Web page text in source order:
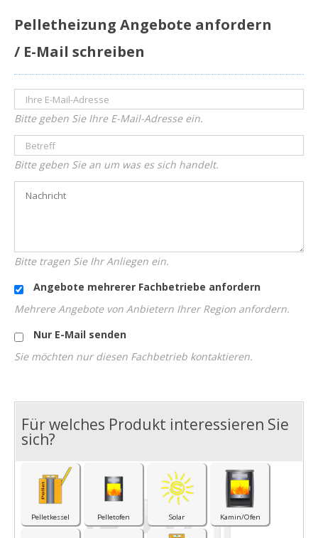
Pelletheizung Angebote anfordern
/ E-Mail schreiben
Bitte geben Sie Ihre E-Mail-Adresse ein.
Bitte geben Sie an um was es sich handelt.
Bitte tragen Sie Ihr Anliegen ein.
Angebote mehrerer Fachbetriebe anfordern
Mehrere Angebote von Anbietern Ihrer Region anfordern.
Nur E-Mail senden
Sie möchten nur diesen Fachbetrieb kontaktieren.
Für welches Produkt interessieren Sie
sich?
Pelletkessel Pelletofen Solar Kamin/Ofen